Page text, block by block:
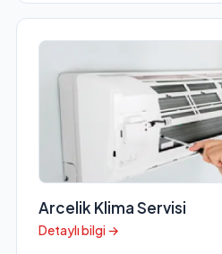
Arcelik Klima Servisi
Detaylı bilgi →